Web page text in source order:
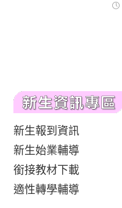
新生報到資訊
新生始業輔導
銜接教材下載
適性轉學輔導